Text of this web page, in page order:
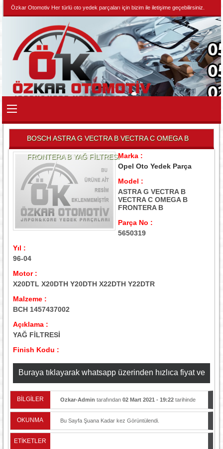
Özkar Otomotiv Her türlü oto yedek parçaları için bizim ile iletişime geçebilirsiniz.
BOSCH ASTRA G VECTRA B VECTRA C OMEGA B
FRONTERA B YAĞ FİLTRESİMarka :
Opel Oto Yedek Parça
Model :
ASTRA G VECTRA B
VECTRA C OMEGA B
FRONTERA B
Parça No :
5650319
Yıl :
96-04
Motor :
X20DTL X20DTH Y20DTH X22DTH Y22DTR
Malzeme :
BCH 1457437002
Açıklama :
YAĞ FİLTRESİ
Finish Kodu :
Buraya tıklayarak whatsapp üzerinden hızlıca fiyat ve
stok bilgisi alabilirsiniz
BİLGİLER Ozkar-Admin tarafından 02 Mart 2021 - 19:22tarihinde
OKUNMA Bu Sayfa Şuana Kadar kez Görüntülendi.
ETİKETLER